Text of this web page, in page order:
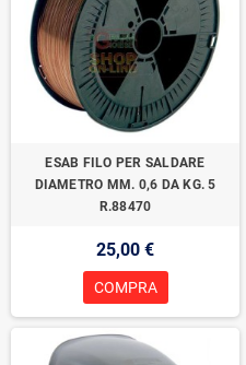
ESAB FILO PER SALDARE
DIAMETRO MM. 0,6 DA KG. 5
R.88470
25,00 €
COMPRA